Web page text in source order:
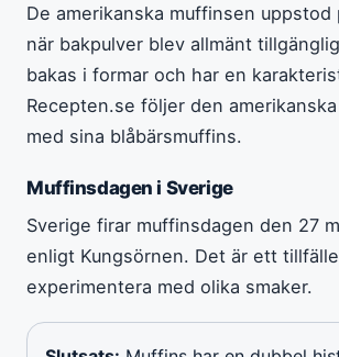
De amerikanska muffinsen
när bakpulver blev allmänt
bakas i formar och har en
Recepten.se följer den
med sina blåbärsmuffins.
Muffinsdagen i Sverige
Sverige firar muffinsdagen den 27
enligt Kungsörnen. Det är ett
experimentera med olika smaker.